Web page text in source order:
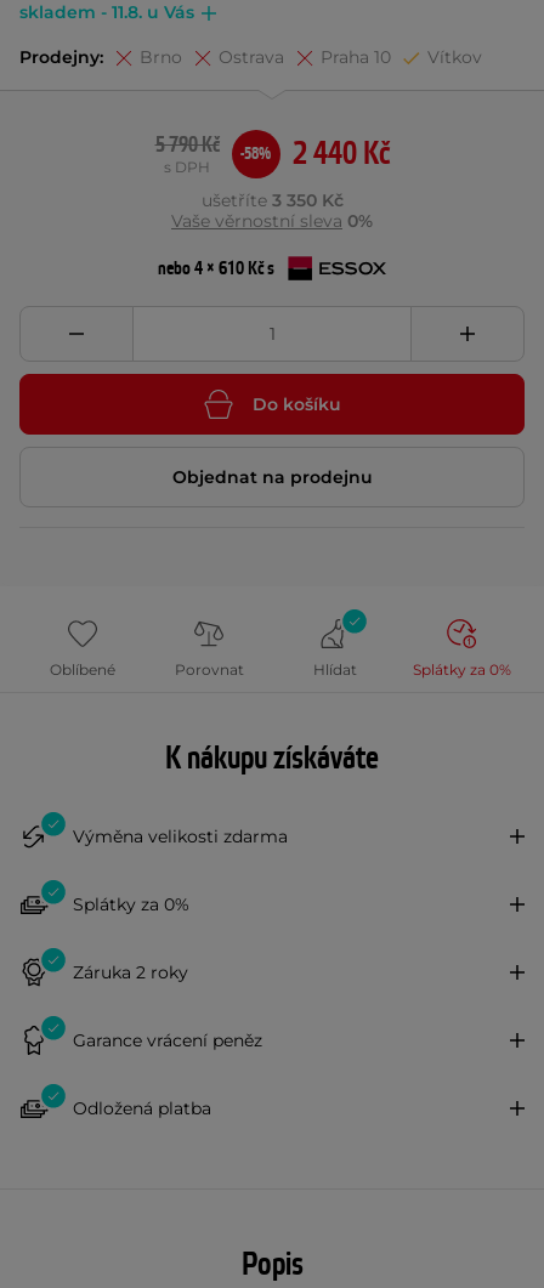
skladem - 11.8. u Vás
Prodejny: Brno Ostrava Praha 10 Vítkov
2 440 Kč
5 790 Kč
s DPH
-58%
ušetříte 3 350 Kč
Vaše věrnostní sleva 0%
nebo 4 × 610 Kč s
Do košíku
Objednat na prodejnu
Oblíbené Porovnat Hlídat Splátky za 0%
K nákupu získáváte
Výměna velikosti zdarma
Splátky za 0%
Záruka 2 roky
Garance vrácení peněz
Odložená platba
Popis